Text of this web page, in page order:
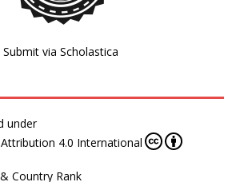
Submit via Scholastica
under
4.0 International